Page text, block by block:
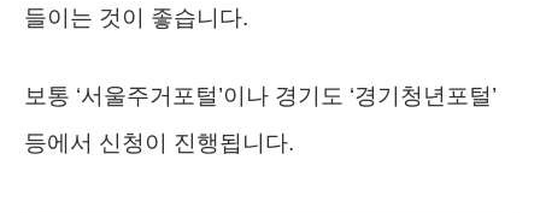
들이는 것이 좋습니다.
보통 ‘서울주거포털’이나 경기도 ‘경기청년포털’
등에서 신청이 진행됩니다.